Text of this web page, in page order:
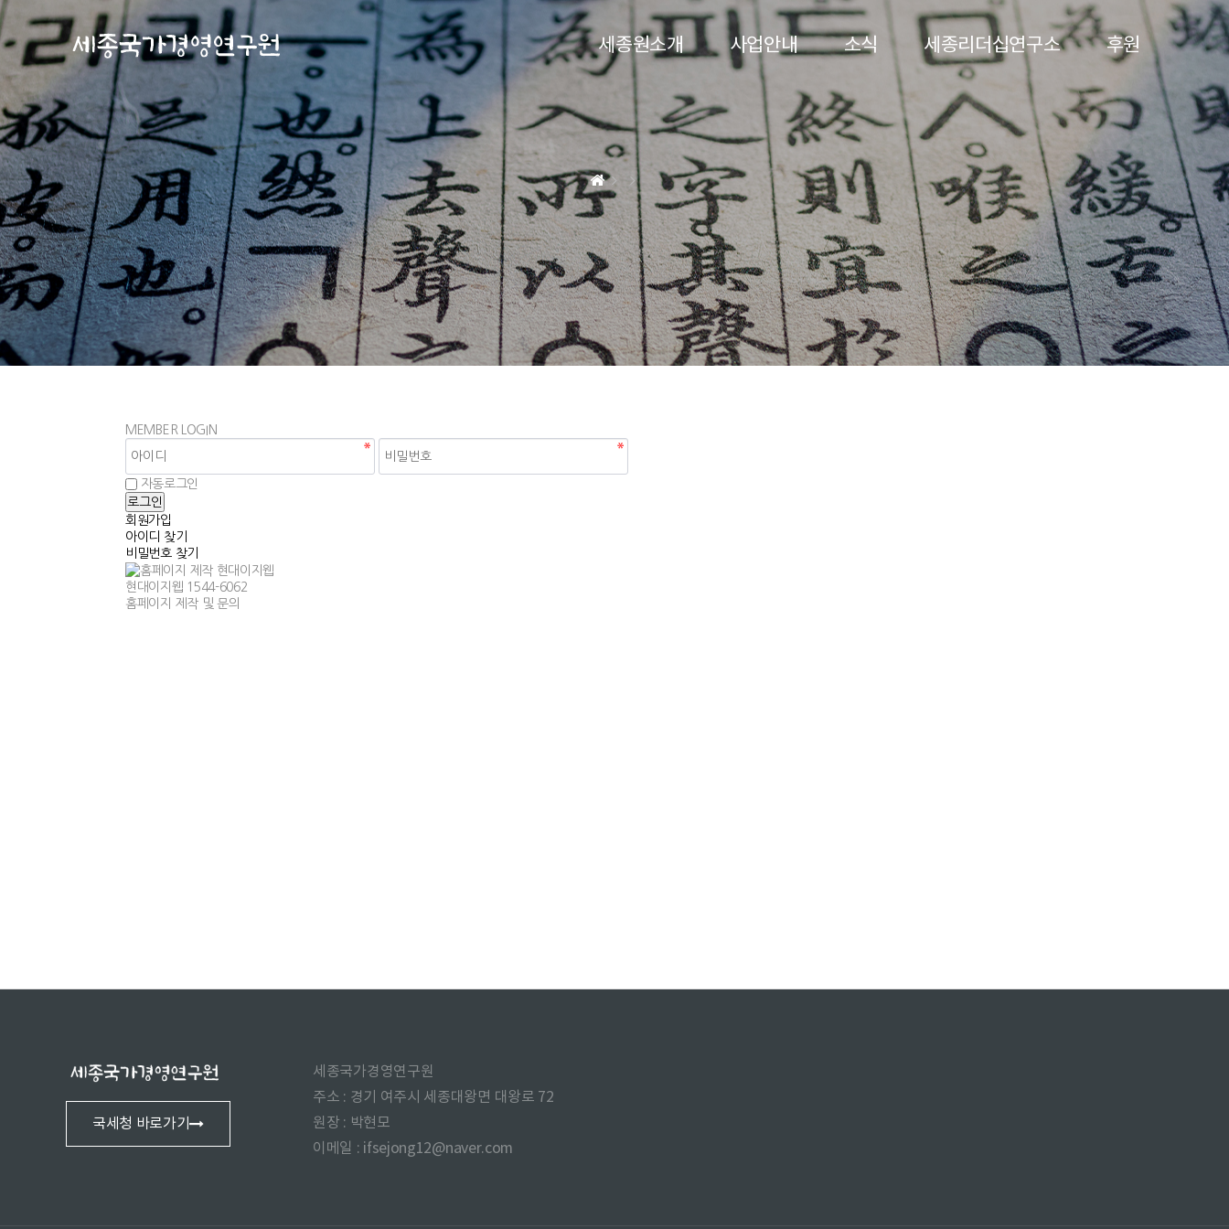
세종원소개 사업안내 소식 세종리더십연구소 후원
MEMBER LOGIN
자동로그인
회원가입
아이디 찾기
비밀번호 찾기
현대이지웹 1544-6062
홈페이지 제작 및 문의
국세청 바로가기
세종국가경영연구원
주소 : 경기 여주시 세종대왕면 대왕로 72
원장 : 박현모
이메일 : ifsejong12@naver.com